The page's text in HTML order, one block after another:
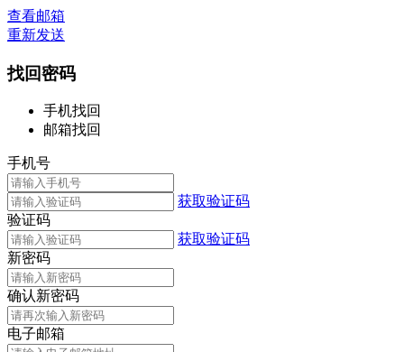
查看邮箱
重新发送
找回密码
手机找回
邮箱找回
手机号
获取验证码
验证码
获取验证码
新密码
确认新密码
电子邮箱